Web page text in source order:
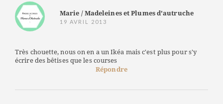
Marie / Madeleines et Plumes d'autruche
19 AVRIL 2013
Très chouette, nous on en a un Ikéa mais c'est plus pour s'y
écrire des bêtises que les courses
Répondre